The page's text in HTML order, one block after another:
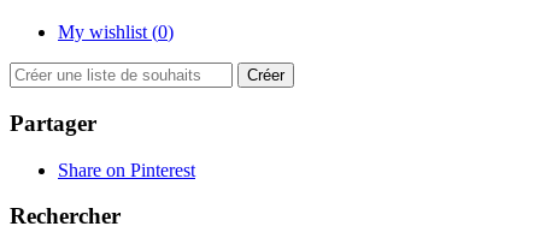
My wishlist (0)
Créer
Partager
Share on Pinterest
Rechercher